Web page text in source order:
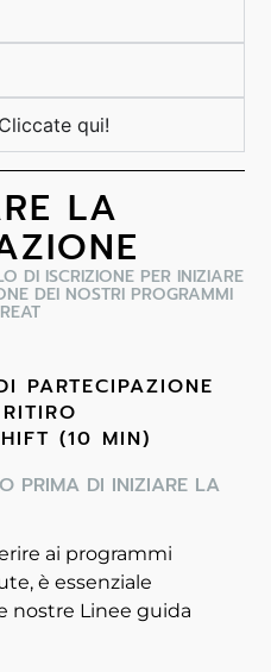
qui!
LA
DI ISCRIZIONE PER INIZIARE
DEI NOSTRI PROGRAMMI
PARTECIPAZIONE
(10 MIN)
PRIMA DI INIZIARE LA
ai programmi
è essenziale
nostre Linee guida